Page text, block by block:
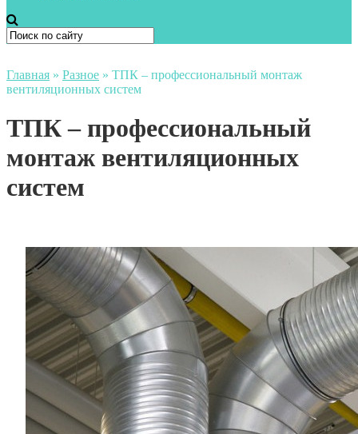
Главная » Разное » ТПК – профессиональный монтаж
вентиляционных систем
ТПК – профессиональный
монтаж вентиляционных
систем